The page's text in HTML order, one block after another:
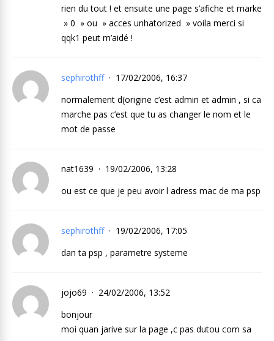
rien du tout ! et ensuite une page s’afiche et marke
» 0 » ou » acces unhatorized » voila merci si
qqk1 peut m’aidé !
sephirothff
17/02/2006, 16:37
normalement d(origine c’est admin et admin , si ca
marche pas c’est que tu as changer le nom et le
mot de passe
nat1639
19/02/2006, 13:28
ou est ce que je peu avoir l adress mac de ma psp
sephirothff
19/02/2006, 17:05
dan ta psp , parametre systeme
jojo69
24/02/2006, 13:52
bonjour
moi quan jarive sur la page ,c pas dutou com sa